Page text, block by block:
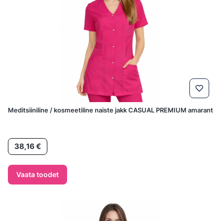
Meditsiiniline / kosmeetiline naiste jakk CASUAL PREMIUM amarant
Hind
38,16 €
Vaata toodet